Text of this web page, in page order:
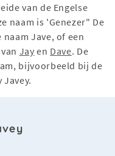
van de Engelse
naam is 'Genezer" De
Jave, of een
Jay en Dave. De
bijvoorbeeld bij de